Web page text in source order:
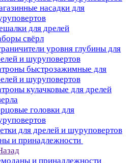
насадки для
для дрелей
свёрл
уровня глубины для
и шуруповертов
быстрозажимные для
и шуруповертов
кулачковые для дрелей
головки для
для дрелей и шуруповертов
и принадлежности
и принадлежности